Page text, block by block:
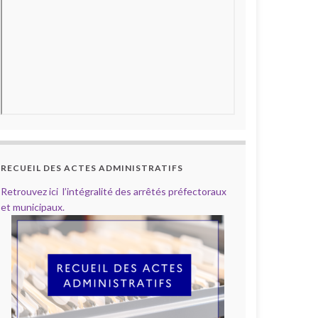
RECUEIL DES ACTES ADMINISTRATIFS
Retrouvez ici l’intégralité des arrêtés préfectoraux
et municipaux.